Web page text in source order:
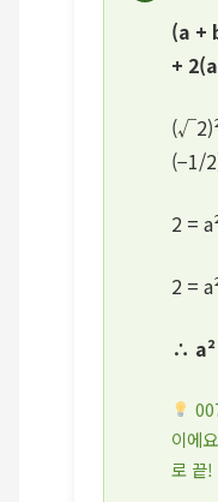
(a +
+
(−1/
2 =
2 =
∴ a²
이에
로 끝!